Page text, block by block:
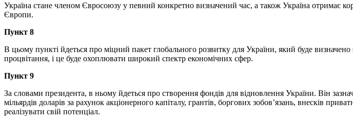
Україна стане членом Євросоюзу у певний конкретно визначений час, а також Україна отримає
Європи.
Пункт 8
В цьому пункті йдеться про міцний пакет глобального розвитку для України, який буде визначено
процвітання, і це буде охоплювати широкий спектр економічних сфер.
Пункт 9
За словами президента, в ньому йдеться про створення фондів для відновлення України. Він
мільярдів доларів за рахунок акціонерного капіталу, грантів, боргових зобов’язань, внесків
реалізувати свій потенціал.